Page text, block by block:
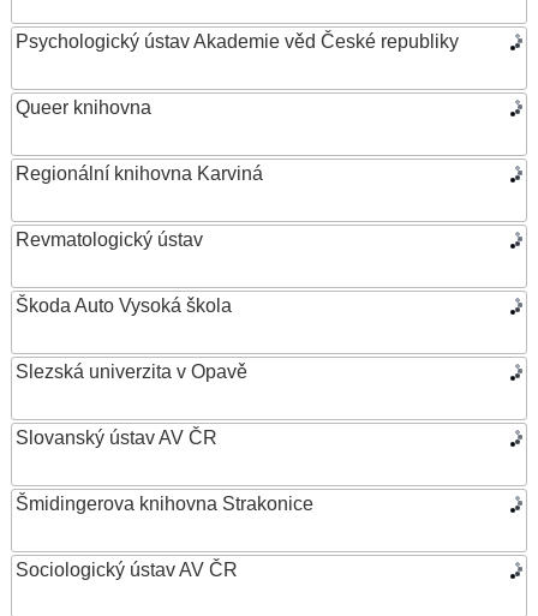
Psychologický ústav Akademie věd České republiky
Queer knihovna
Regionální knihovna Karviná
Revmatologický ústav
Škoda Auto Vysoká škola
Slezská univerzita v Opavě
Slovanský ústav AV ČR
Šmidingerova knihovna Strakonice
Sociologický ústav AV ČR